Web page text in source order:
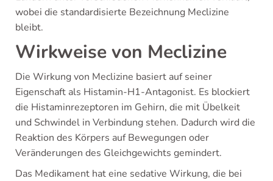
wobei die standardisierte Bezeichnung Meclizine
bleibt.
Wirkweise von Meclizine
Die Wirkung von Meclizine basiert auf seiner
Eigenschaft als Histamin-H1-Antagonist. Es blockiert
die Histaminrezeptoren im Gehirn, die mit Übelkeit
und Schwindel in Verbindung stehen. Dadurch wird die
Reaktion des Körpers auf Bewegungen oder
Veränderungen des Gleichgewichts gemindert.
Das Medikament hat eine sedative Wirkung, die bei